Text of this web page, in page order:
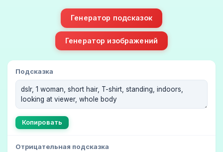
Генератор подсказок
Генератор изображений
Подсказка
Копировать
Отрицательная подсказка